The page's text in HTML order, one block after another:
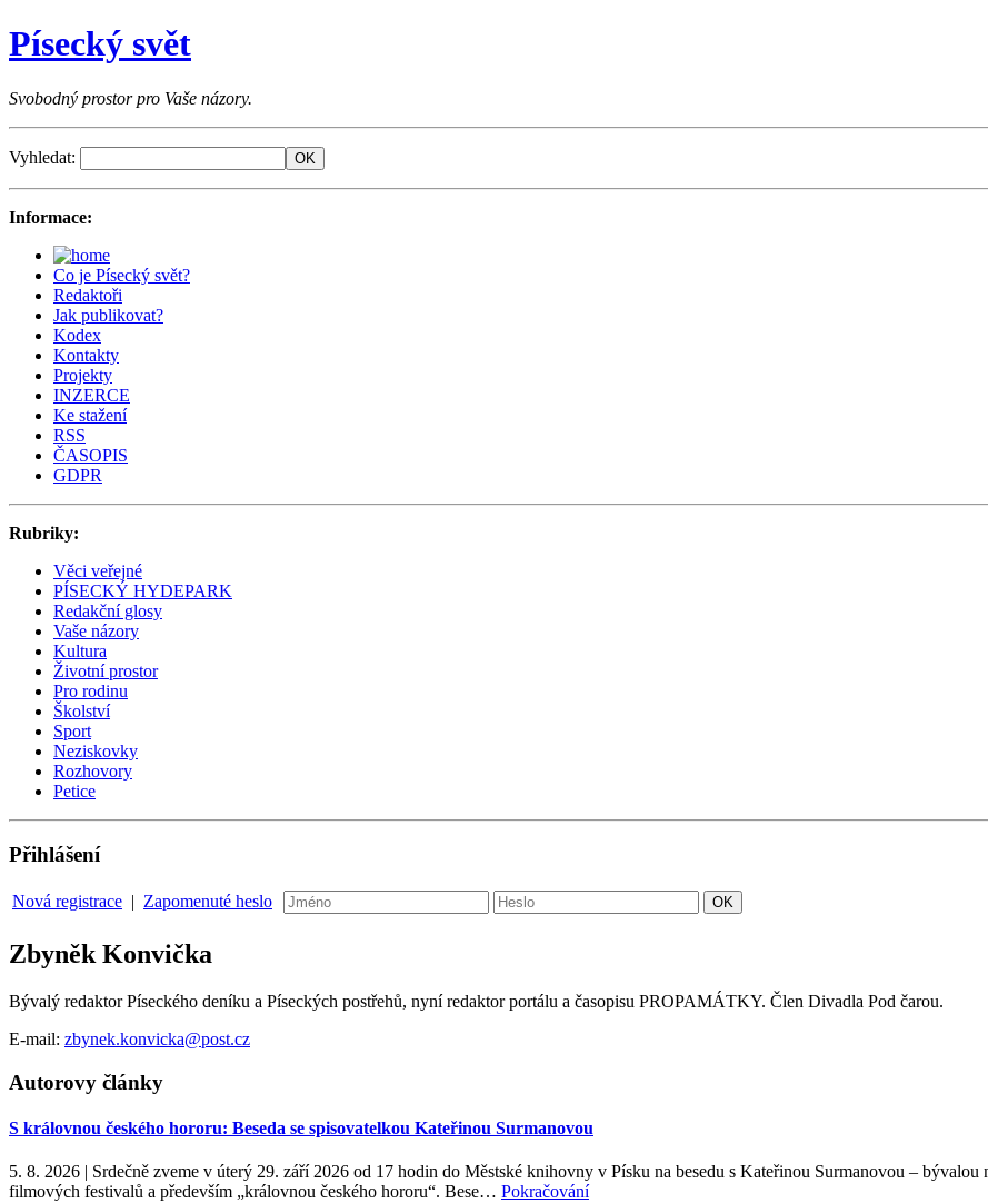
Písecký svět
Svobodný prostor pro Vaše názory.
Vyhledat:
Informace:
Co je Písecký svět?
Redaktoři
Jak publikovat?
Kodex
Kontakty
Projekty
INZERCE
Ke stažení
RSS
ČASOPIS
GDPR
Rubriky:
Věci veřejné
PÍSECKÝ HYDEPARK
Redakční glosy
Vaše názory
Kultura
Životní prostor
Pro rodinu
Školství
Sport
Neziskovky
Rozhovory
Petice
Přihlášení
Nová registrace | Zapomenuté heslo
Zbyněk Konvička
Bývalý redaktor Píseckého deníku a Píseckých postřehů, nyní redaktor portálu a časopisu PROPAMÁTKY. Člen Divadla Pod čarou.
E-mail: zbynek.konvicka@post.cz
Autorovy články
S královnou českého hororu: Beseda se spisovatelkou Kateřinou Surmanovou
5. 8. 2026 | Srdečně zveme v úterý 29. září 2026 od 17 hodin do Městské knihovny v Písku na besedu s Kateřinou Surmanovou –
filmových festivalů a především „královnou českého hororu“. Bese… Pokračování